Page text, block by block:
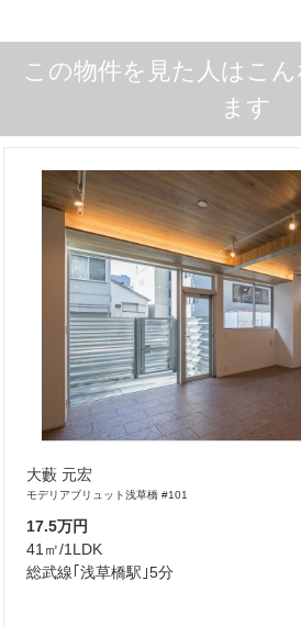
この物件を見た人はこ
ます
大藪 元宏
モデリアブリュット浅草橋 #101
17.5万円
41㎡/1LDK
総武線｢浅草橋駅｣5分